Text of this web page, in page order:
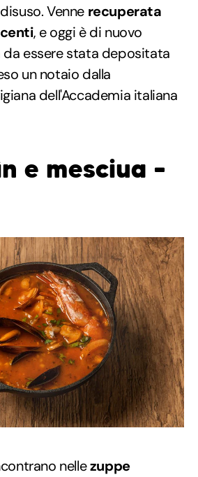
Venne recuperata
, e oggi è di nuovo
essere stata depositata
un notaio dalla
dell'Accademia italiana
e mesciua –
nellezuppe